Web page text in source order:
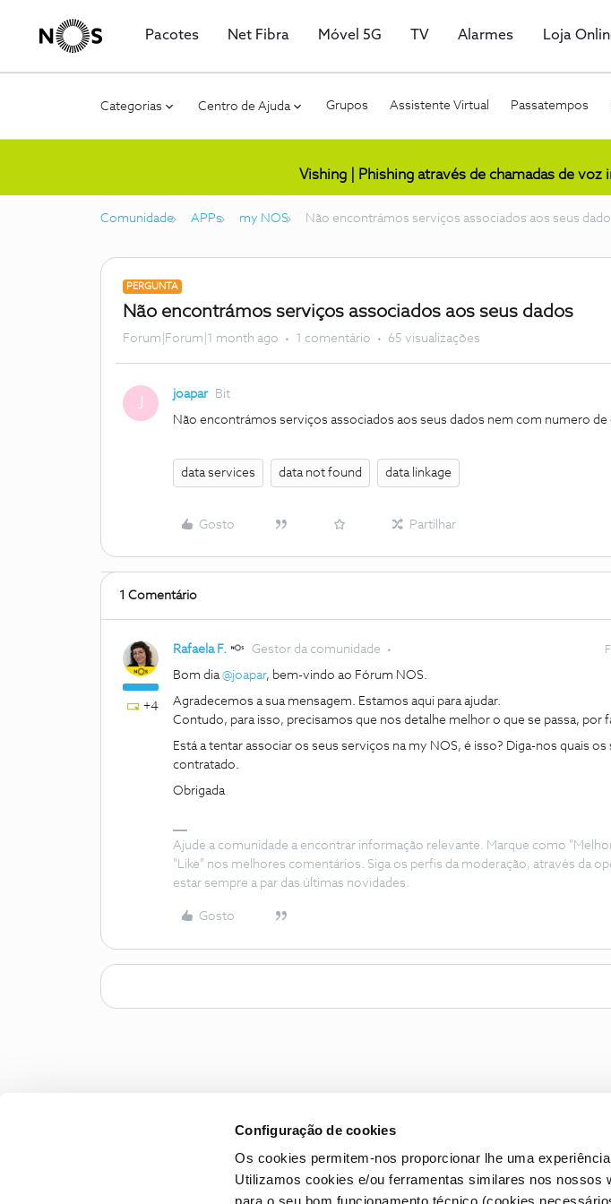
Configuração de cookies
Os cookies permitem-nos proporcionar lhe uma
Utilizamos cookies e/ou ferramentas similares nos nossos
Pacotes Net Fibra Móvel 5G TV Alarmes Loja
Categorias Centro de Ajuda Grupos Assistente Virtual Passatempos
Vishing | Phishing através de chamadas de voz
Comunidade APPs my NOS Não encontrámos serviços associados aos seus
PERGUNTA
Não encontrámos serviços associados aos seus dados
Forum|Forum|1 month ago 1 comentário 65 visualizações
J joapar Bit
Não encontrámos serviços associados aos seus dados nem com numero de
data services data not found data linkage
Gosto Partilhar
1 Comentário
+4
Rafaela F. Gestor da comunidade
Bom dia ​@joapar, bem-vindo ao Fórum NOS.
Agradecemos a sua mensagem. Estamos aqui para ajudar.
Contudo, para isso, precisamos que nos detalhe melhor o que se passa, por
Está a tentar associar os seus serviços na my NOS, é isso? Diga-nos quais
contratado.
Obrigada
Ajude a comunidade a encontrar informação relevante. Marque como
"Like" nos melhores comentários. Siga os perfis da moderação, através da
estar sempre a par das últimas novidades.
Gosto